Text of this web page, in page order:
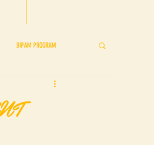
BIPAM PROGRAM
BIPAM Showcase